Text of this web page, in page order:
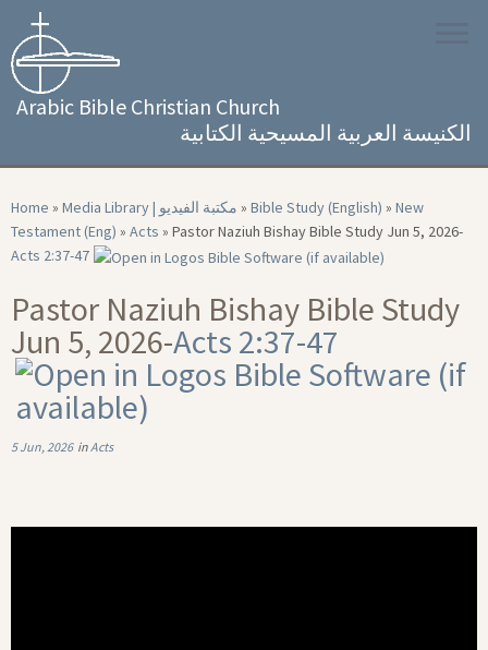
content
Arabic Bible Christian Church
الكنيسة العربية المسيحية الكتابية
Home » Media Library | مكتبة الفيديو » Bible Study (English) » New
Testament (Eng) » Acts » Pastor Naziuh Bishay Bible Study Jun 5, 2026-
Acts 2:37-47
Pastor Naziuh Bishay Bible Study
Jun 5, 2026-Acts 2:37-47
5 Jun, 2026in Acts